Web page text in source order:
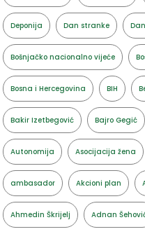
Deponija Dan stranke
Bošnjačko nacionalno vijeće
Bosna i Hercegovina BIH
Bakir Izetbegović Bajro Gegić
Autonomija Asocijacija žena
ambasador Akcioni plan
Ahmedin Škrijelj Adnan